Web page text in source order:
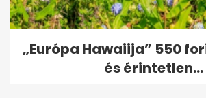
„Európa Hawaiija” 550
és érintetlen...